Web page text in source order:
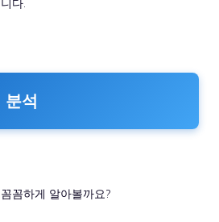
분석
꼼하게 알아볼까요?